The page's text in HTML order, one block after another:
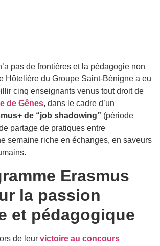
pas de frontières et la pédagogie non
Hôtelière du Groupe Saint-Bénigne a eu
cinq enseignants venus tout droit de
de Gênes, dans le cadre d’un
de “job shadowing” (période
partage de pratiques entre
semaine riche en échanges, en saveurs
Erasmus
la passion
et pédagogique
de leur victoire au concours